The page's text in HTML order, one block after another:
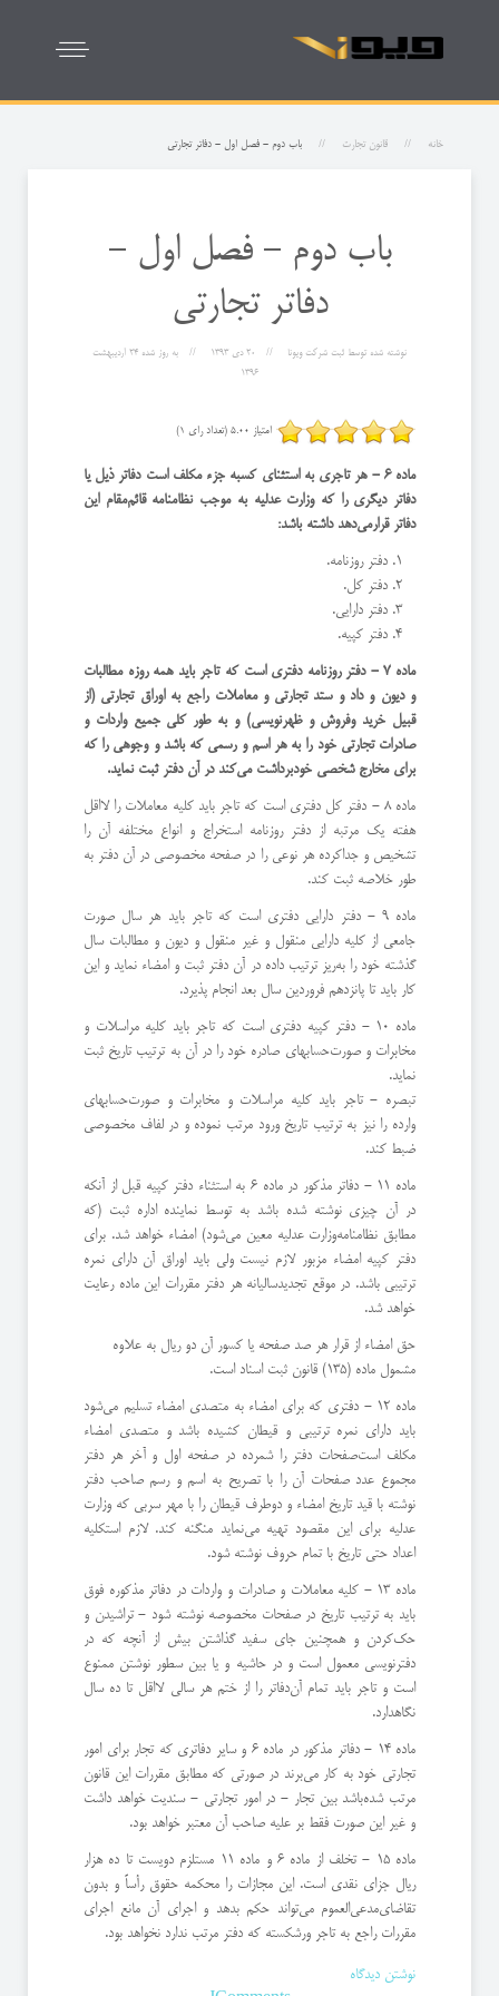
خانه قانون تجارت باب دوم - فصل اول - دفاتر تجارتی
باب دوم - فصل اول -
دفاتر تجارتی
نوشته شده توسط ثبت شرکت ویونا 20 دی 1393 به روز شده
24 ارديبهشت
1396
امتیاز 5.00 (تعداد رای 1)
ماده 6 - هر تاجری به استثنای كسبه جزء مكلف است دفاتر ذیل یا
دفاتر دیگری را كه وزارت عدلیه به موجب نظامنامه قائم‌مقام این
دفاتر قرار‌می‌دهد داشته باشد:
دفتر روزنامه.
دفتر كل.
دفتر دارایی.
دفتر كپیه.
ماده 7 - دفتر روزنامه دفتری است كه تاجر باید همه روزه مطالبات
و دیون و داد و ستد تجارتی و معاملات راجع به اوراق تجارتی (‌از
قبیل خرید و‌فروش و ظهرنویسی) و به طور كلی جمیع واردات و
صادرات تجارتی خود را به هر اسم و رسمی كه باشد و وجوهی را كه
برای مخارج شخصی خود‌برداشت می‌كند در آن دفتر ثبت نماید.
ماده 8 - دفتر كل دفتری است كه تاجر باید كلیه معاملات را لااقل
هفته یك مرتبه از دفتر روزنامه استخراج و انواع مختلفه آن را
تشخیص و جدا‌كرده هر نوعی را در صفحه مخصوصی در آن دفتر به
طور خلاصه ثبت كند.
ماده 9 - دفتر دارایی دفتری است كه تاجر باید هر سال صورت
جامعی از كلیه دارایی منقول و غیر منقول و دیون و مطالبات سال
گذشته خود را به‌ریز ترتیب داده در آن دفتر ثبت و امضاء نماید و این
كار باید تا پانزدهم فروردین سال بعد انجام پذیرد.
ماده 10 - دفتر كپیه دفتری است كه تاجر باید كلیه مراسلات و
مخابرات و صورت‌حسابهای صادره خود را در آن به ترتیب تاریخ ثبت
نماید.
‌تبصره - تاجر باید كلیه مراسلات و مخابرات و صورت‌حسابهای
وارده را نیز به ترتیب تاریخ ورود مرتب نموده و در لفاف مخصوصی
ضبط كند.
ماده 11 - دفاتر مذكور در ماده 6 به استثناء دفتر كپیه قبل از آنكه
در آن چیزی نوشته شده باشد به توسط نماینده اداره ثبت (‌كه
مطابق نظامنامه‌وزارت عدلیه معین می‌شود) امضاء خواهد شد. برای
دفتر كپیه امضاء مزبور لازم نیست ولی باید اوراق آن دارای نمره
ترتیبی باشد. در موقع تجدید‌سالیانه هر دفتر مقررات این ماده رعایت
خواهد شد.
‌حق امضاء از قرار هر صد صفحه یا كسور آن دو ریال به علاوه
مشمول ماده (135) قانون ثبت اسناد است.
ماده 12 - دفتری كه برای امضاء به متصدی امضاء تسلیم می‌شود
باید دارای نمره ترتیبی و قیطان كشیده باشد و متصدی امضاء
مكلف است‌صفحات دفتر را شمرده در صفحه اول و آخر هر دفتر
مجموع عدد صفحات آن را با تصریح به اسم و رسم صاحب دفتر
نوشته با قید تاریخ امضاء و دو‌طرف قیطان را با مهر سربی كه وزارت
عدلیه برای این مقصود تهیه می‌نماید منگنه كند. لازم استكلیه
اعداد حتی تاریخ با تمام حروف نوشته شود.
ماده 13 - كلیه معاملات و صادرات و واردات در دفاتر مذكوره فوق
باید به ترتیب تاریخ در صفحات مخصوصه نوشته شود - تراشیدن و
حك‌كردن و همچنین جای سفید گذاشتن بیش از آنچه كه در
دفترنویسی معمول است و در حاشیه و یا بین سطور نوشتن ممنوع
است و تاجر باید تمام آن‌دفاتر را از ختم هر سالی لااقل تا ده سال
نگاهدارد.
ماده 14 - دفاتر مذكور در ماده 6 و سایر دفاتری كه تجار برای امور
تجارتی خود به كار می‌برند در صورتی كه مطابق مقررات این قانون
مرتب شده‌باشد بین تجار - در امور تجارتی - سندیت خواهد داشت
و غیر این صورت فقط بر علیه صاحب آن معتبر خواهد بود.
ماده 15 - تخلف از ماده 6 و ماده 11 مستلزم دویست تا ده هزار
ریال جزای نقدی است. این مجازات را محكمه حقوق رأساً و بدون
تقاضای‌مدعی‌العموم می‌تواند حكم بدهد و اجرای آن مانع اجرای
مقررات راجع به تاجر ورشكسته كه دفتر مرتب ندارد نخواهد بود.
نوشتن دیدگاه